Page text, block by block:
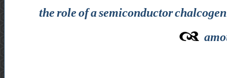
the role of a semiconductor